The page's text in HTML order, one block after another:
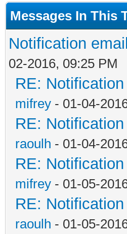
Messages In This
Notification
02-2016, 09:25 PM
RE:
mifrey - 01-04-
RE:
raoulh - 01-04-
RE:
mifrey - 01-05-
RE:
raoulh - 01-05-